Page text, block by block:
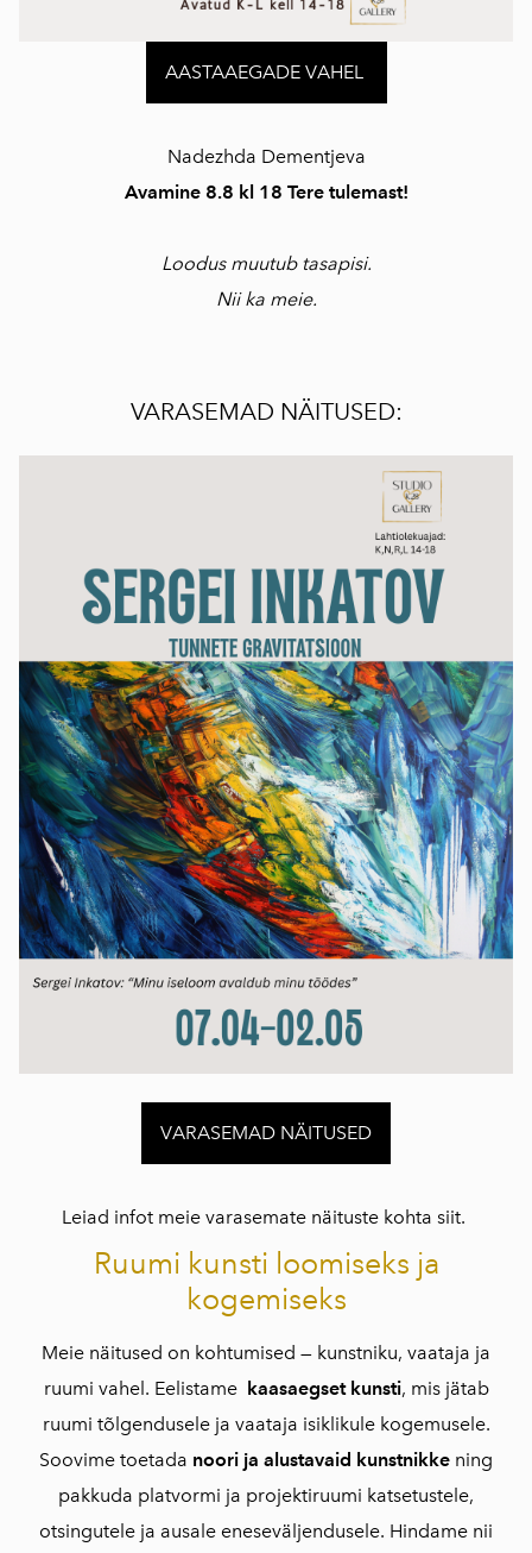
AASTAAEGADE VAHEL
Nadezhda Dementjeva
Avamine 8.8 kl 18 Tere tulemast!
Loodus muutub tasapisi.
Nii ka meie.
VARASEMAD NÄITUSED:
VARASEMAD NÄITUSED
Leiad infot meie varasemate näituste kohta siit.
Ruumi kunsti loomiseks ja
kogemiseks
Meie näitused on kohtumised — kunstniku, vaataja ja
ruumi vahel. Eelistame kaasaegset kunsti, mis jätab
ruumi tõlgendusele ja vaataja isiklikule kogemusele.
Soovime toetada noori ja alustavaid kunstnikke ning
pakkuda platvormi ja projektiruumi katsetustele,
otsingutele ja ausale eneseväljendusele. Hindame nii